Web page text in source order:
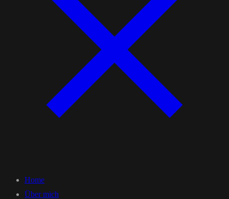
Home
Über mich